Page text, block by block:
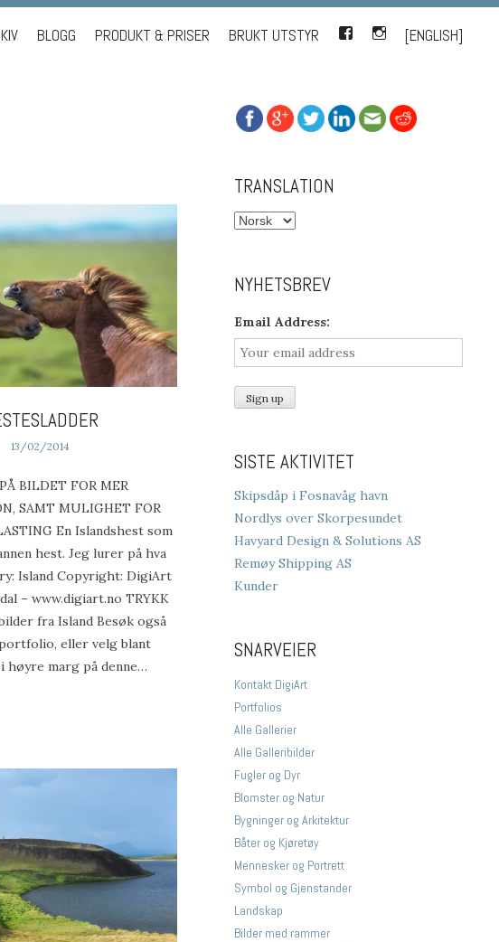
BLOGG PRODUKT & PRISER BRUKT UTSTYR FACEBOOKINSTAGRAM
[ENGLISH]
13/02/2014
BILDET FOR MER
SAMT MULIGHET FOR
En Islandshest som
hest. Jeg lurer på hva
Island Copyright: DigiArt
– www.digiart.no TRYKK
fra Island Besøk også
eller velg blant
høyre marg på denne…
TRANSLATION
NYHETSBREV
Email Address:
SISTE AKTIVITET
Skipsdåp i Fosnavåg havn
Nordlys over Skorpesundet
Havyard Design & Solutions AS
Remøy Shipping AS
Kunder
SNARVEIER
Kontakt DigiArt
Portfolios
Alle Gallerier
Alle Galleribilder
Fugler og Dyr
Blomster og Natur
Bygninger og Arkitektur
Båter og Kjøretøy
Mennesker og Portrett
Symbol og Gjenstander
Landskap
Bilder med rammer